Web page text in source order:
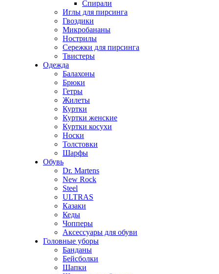
Спирали
Иглы для пирсинга
Гвоздики
Микробананы
Нострилы
Сережки для пирсинга
Твистеры
Одежда
Балахоны
Брюки
Гетры
Жилеты
Куртки
Куртки женские
Куртки косухи
Носки
Толстовки
Шарфы
Обувь
Dr. Martens
New Rock
Steel
ULTRAS
Казаки
Кеды
Чопперы
Аксессуары для обуви
Головные уборы
Банданы
Бейсболки
Шапки